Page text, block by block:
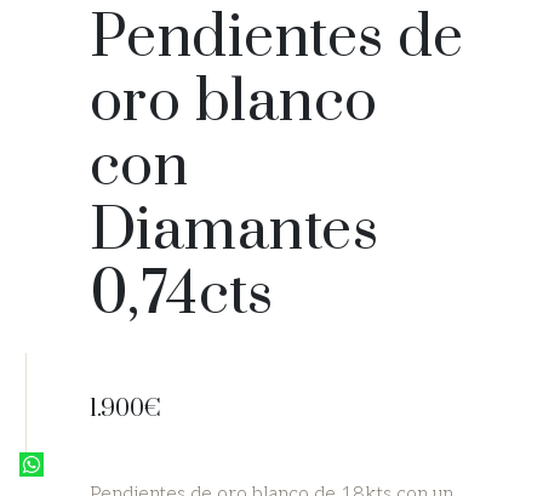
Pendientes de
oro blanco
con
Diamantes
0,74cts
1.900€